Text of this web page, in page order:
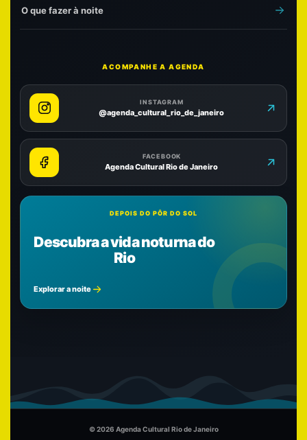
O que fazer à noite
ACOMPANHE A AGENDA
INSTAGRAM
@agenda_cultural_rio_de_janeiro
FACEBOOK
Agenda Cultural Rio de Janeiro
DEPOIS DO PÔR DO SOL
Descubra a vida noturna do
Rio
Explorar a noite
© 2026 Agenda Cultural Rio de Janeiro